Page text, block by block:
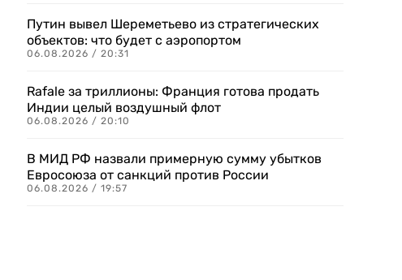
Путин вывел Шереметьево из стратегических
объектов: что будет с аэропортом
06.08.2026 / 20:31
Rafale за триллионы: Франция готова продать
Индии целый воздушный флот
06.08.2026 / 20:10
В МИД РФ назвали примерную сумму убытков
Евросоюза от санкций против России
06.08.2026 / 19:57